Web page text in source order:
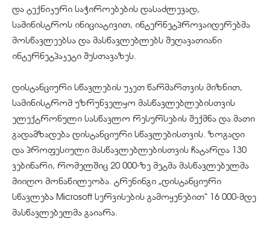
და ტექნიკური საჭიროებების დასაძლევად,
სამინისტროს ინიციატივით, ინტერნეტპროვაიდერებმა
მოსწავლეებსა და მასწავლებლებს შეღავათიანი
ინტერნეტპაკეტი შესთავაზეს.
დისტანციური სწავლების უკეთ წარმართვის მიზნით,
სამინისტრომ უზრუნველყო მასწავლებლებისთვის
ელექტრონული სასწავლო რესურსების შექმნა და მათი
გადამზადება დისტანციური სწავლებისთვის. ზოგადი
და პროფესიული მასწავლებლებისთვის ჩატარდა 130
ვებინარი, რომელშიც 20 000-ზე მეტმა მასწავლებელმა
მიიღო მონაწილეობა. ტრენინგი „დისტანციური
სწავლება Microsoft სერვისების გამოყენებით“ 16 000-მდე
მასწავლებელმა გაიარა.